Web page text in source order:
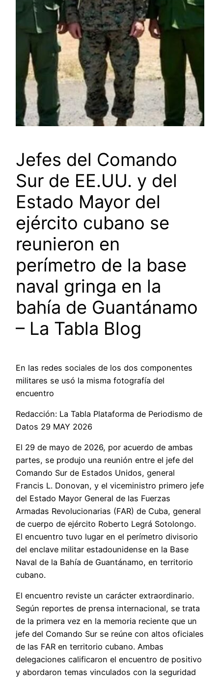
Jefes del Comando
Sur de EE.UU. y del
Estado Mayor del
ejército cubano se
reunieron en
perímetro de la base
naval gringa en la
bahía de Guantánamo
– La Tabla Blog
En las redes sociales de los dos componentes
militares se usó la misma fotografía del
encuentro
Redacción: La Tabla Plataforma de Periodismo de
Datos 29 MAY 2026
El 29 de mayo de 2026, por acuerdo de ambas
partes, se produjo una reunión entre el jefe del
Comando Sur de Estados Unidos, general
Francis L. Donovan, y el viceministro primero jefe
del Estado Mayor General de las Fuerzas
Armadas Revolucionarias (FAR) de Cuba, general
de cuerpo de ejército Roberto Legrá Sotolongo.
El encuentro tuvo lugar en el perímetro divisorio
del enclave militar estadounidense en la Base
Naval de la Bahía de Guantánamo, en territorio
cubano.
El encuentro reviste un carácter extraordinario.
Según reportes de prensa internacional, se trata
de la primera vez en la memoria reciente que un
jefe del Comando Sur se reúne con altos oficiales
de las FAR en territorio cubano. Ambas
delegaciones calificaron el encuentro de positivo
y abordaron temas vinculados con la seguridad